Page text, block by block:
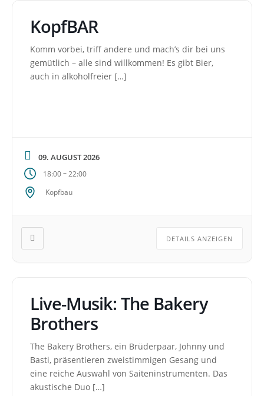
KopfBAR
Komm vorbei, triff andere und mach’s dir bei uns
gemütlich – alle sind willkommen! Es gibt Bier,
auch in alkoholfreier […]
09. AUGUST 2026
18:00–22:00
Kopfbau
DETAILS ANZEIGEN
Live-Musik: The Bakery
Brothers
The Bakery Brothers, ein Brüderpaar, Johnny und
Basti, präsentieren zweistimmigen Gesang und
eine reiche Auswahl von Saiteninstrumenten. Das
akustische Duo […]